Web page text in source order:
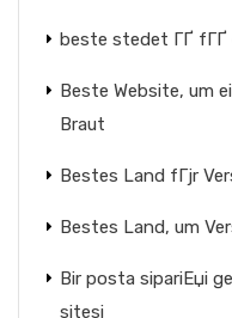
beste stedet ГҐ fГҐ
Beste Website, um
Braut
Bestes Land fГјr
Bestes Land, um
Bir posta sipariЕџi
sitesi